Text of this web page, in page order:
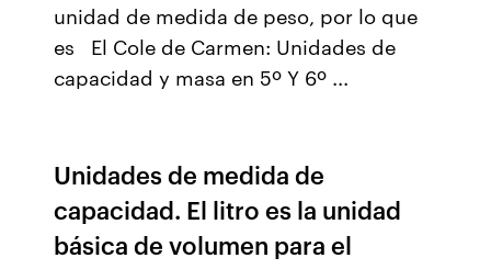
unidad de medida de peso, por lo que
es El Cole de Carmen: Unidades de
capacidad y masa en 5º Y 6º ...
Unidades de medida de
capacidad. El litro es la unidad
básica de volumen para el